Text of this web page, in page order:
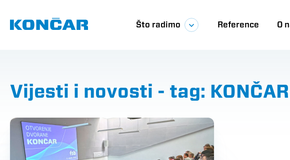
glavni
sadržaj
Glavna
Što radimo Reference O
Vijesti i novosti - tag: